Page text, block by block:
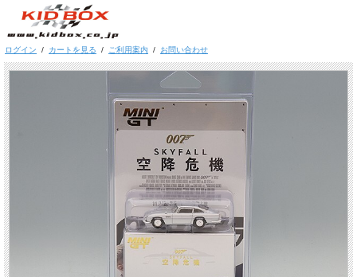
ログイン / カートを見る / ご利用案内 / お問い合わせ